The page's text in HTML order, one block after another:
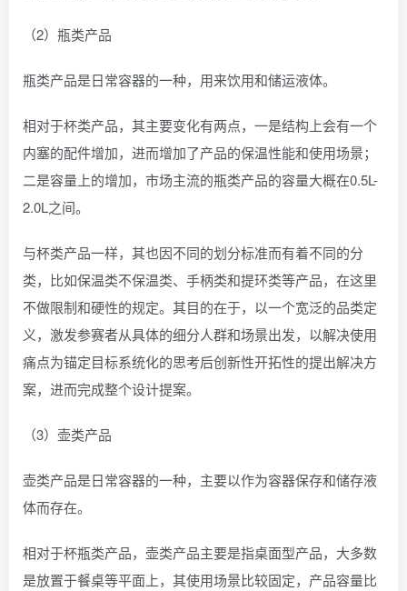
（2）瓶类产品
瓶类产品是日常容器的一种，用来饮用和储运液体。
相对于杯类产品，其主要变化有两点，一是结构上会有一个
内塞的配件增加，进而增加了产品的保温性能和使用场景；
二是容量上的增加，市场主流的瓶类产品的容量大概在0.5L-
2.0L之间。
与杯类产品一样，其也因不同的划分标准而有着不同的分
类，比如保温类不保温类、手柄类和提环类等产品，在这里
不做限制和硬性的规定。其目的在于，以一个宽泛的品类定
义，激发参赛者从具体的细分人群和场景出发，以解决使用
痛点为锚定目标系统化的思考后创新性开拓性的提出解决方
案，进而完成整个设计提案。
（3）壶类产品
壶类产品是日常容器的一种，主要以作为容器保存和储存液
体而存在。
相对于杯瓶类产品，壶类产品主要是指桌面型产品，大多数
是放置于餐桌等平面上，其使用场景比较固定，产品容量比